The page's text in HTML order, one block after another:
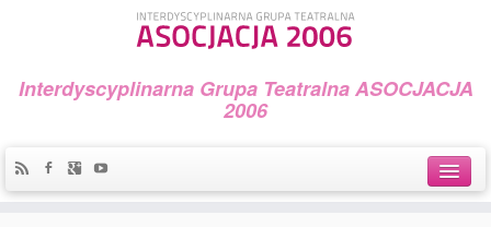
Interdyscyplinarna Grupa Teatralna ASOCJACJA
2006